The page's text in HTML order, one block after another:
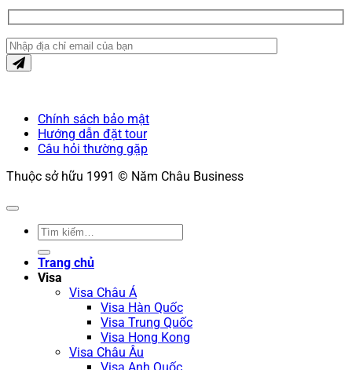
Chính sách bảo mật
Hướng dẫn đặt tour
Câu hỏi thường gặp
Thuộc sở hữu 1991 © Năm Châu Business
Tìm
kiếm:
Trang chủ
Visa
Visa Châu Á
Visa Hàn Quốc
Visa Trung Quốc
Visa Hong Kong
Visa Châu Âu